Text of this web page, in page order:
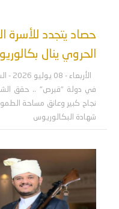
حصاد يتجدد للأسرة
الحروي ينال
الأربعاء - 08 يوليو 2026 - الساعة 09:06 م
في دولة "قبرص" .. حقق
نجاح كبير وعانق مساحة
شهادة البكالوريوس